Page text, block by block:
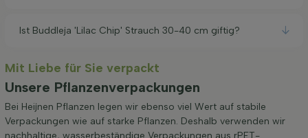
Ist Buddleja 'Lilac Chip' Strauch 30-40 cm giftig?
Mit Liebe für Sie verpackt
Unsere Pflanzenverpackungen
Bei Heijnen Pflanzen legen wir ebenso viel Wert auf stabile
Verpackungen wie auf starke Pflanzen. Deshalb verwenden wir
nachhaltige, wasserbeständige Verpackungen aus rPET-